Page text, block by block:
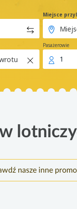
Miejsce
Pasażerowie
1
nasze inne